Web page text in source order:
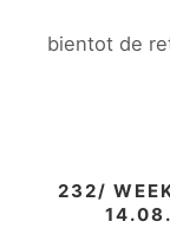
bientot de
232/